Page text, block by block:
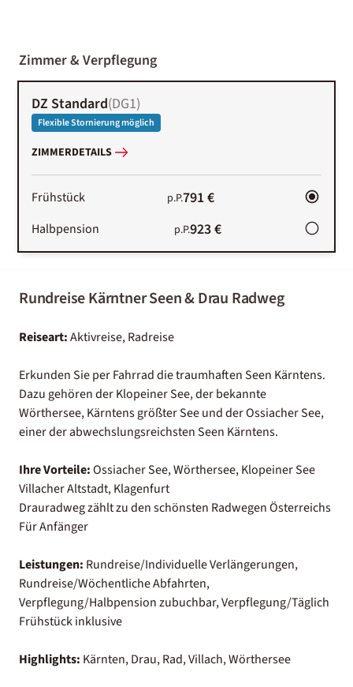
01-02
Zimmer & Verpflegung
DZ Standard(DG1)
Flexible Stornierung möglich
ZIMMERDETAILS
Frühstück p.P.791 €
Halbpension p.P.923 €
Rundreise Kärntner Seen & Drau Radweg
Reiseart:Aktivreise, Radreise
Erkunden Sie per Fahrrad die traumhaften Seen Kärntens.
Dazu gehören der Klopeiner See, der bekannte
Wörthersee, Kärntens größter See und der Ossiacher See,
einer der abwechslungsreichsten Seen Kärntens.
Ihre Vorteile:Ossiacher See, Wörthersee, Klopeiner See
Villacher Altstadt, Klagenfurt
Drauradweg zählt zu den schönsten Radwegen Österreichs
Für Anfänger
Leistungen: Rundreise/Individuelle Verlängerungen,
Rundreise/Wöchentliche Abfahrten,
Verpflegung/Halbpension zubuchbar, Verpflegung/Täglich
Frühstück inklusive
Highlights: Kärnten, Drau, Rad, Villach, Wörthersee